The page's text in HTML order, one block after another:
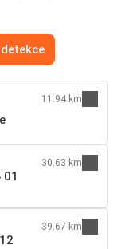
11.94 km
30.63 km
39.67 km